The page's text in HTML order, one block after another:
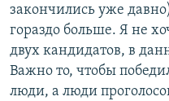
закончились уже
гораздо больше. Я не
двух кандидатов, в
Важно то, чтобы
люди, а люди